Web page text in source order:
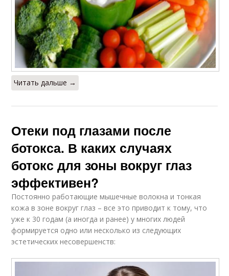
Читать дальше →
Отеки под глазами после
ботокса. В каких случаях
ботокс для зоны вокруг глаз
эффективен?
Постоянно работающие мышечные волокна и тонкая
кожа в зоне вокруг глаз – все это приводит к тому, что
уже к 30 годам (а иногда и ранее) у многих людей
формируется одно или несколько из следующих
эстетических несовершенств: